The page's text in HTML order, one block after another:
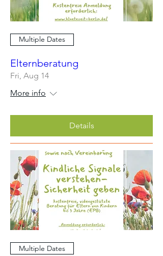
Multiple Dates
Elternberatung
Fri, Aug 14
More info
Details
Multiple Dates